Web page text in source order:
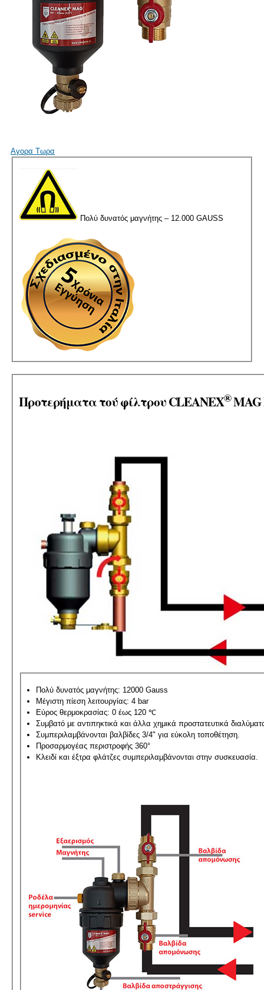
Αγορα Τωρα
Πολύ δυνατός μαγνήτης – 12.000 GAUSS
Προτερήματα τού φίλτρουCLEANEX®MAG
Πολύ δυνατός μαγνήτης: 12000 Gauss
Μέγιστη πίεση λειτουργίας: 4 bar
Εύρος θερμοκρασίας: 0 έως 120 ℃
Συμβατό με αντιπηκτικά και άλλα χημικά προστατευτικά
Συμπεριλαμβάνονται βαλβίδες 3/4" για εύκολη τοποθέτηση.
Προσαρμογέας περιστροφής 360°
Κλειδί και έξτρα φλάτζες συμπεριλαμβάνονται στην συσκευασία.